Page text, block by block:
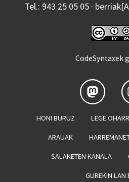
Tel.: 943 25 05 05 ·
CodeSyntaxek
HONI BURUZ LEGE
ARAUAK
SALAKETEN KANALA
GUREKIN LAN